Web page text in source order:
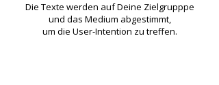
Die Texte werden auf Deine Zielgrupppe
und das Medium abgestimmt,
um die User-Intention zu treffen.